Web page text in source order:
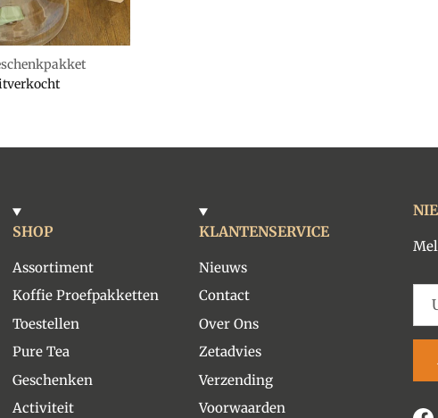
prijs
SHOP
Assortiment
Koffie Proefpakketten
Toestellen
Pure Tea
Geschenken
Activiteit
KLANTENSERVICE
Nieuws
Contact
Over Ons
Zetadvies
Verzending
Voorwaarden